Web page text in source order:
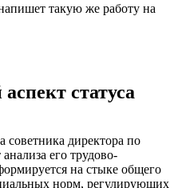
такую же работу на
статуса
советника директора по
его трудово-
на стыке общего
норм, регулирующих